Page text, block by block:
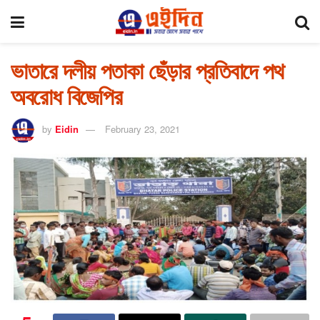
ভাতারে দলীয় পতাকা ছেঁড়ার প্রতিবাদে পথ
অবরোধ বিজেপির
by Eidin February 23, 2021